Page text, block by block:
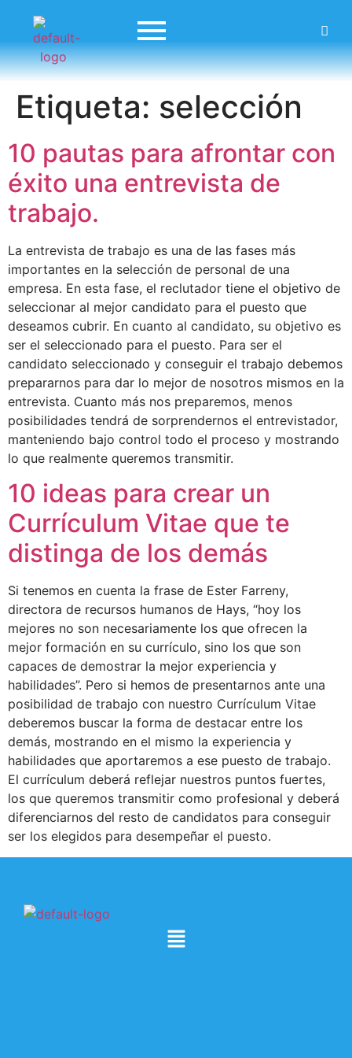
Etiqueta: selección
10 pautas para afrontar con
éxito una entrevista de
trabajo.
La entrevista de trabajo es una de las fases más
importantes en la selección de personal de una
empresa. En esta fase, el reclutador tiene el objetivo de
seleccionar al mejor candidato para el puesto que
deseamos cubrir. En cuanto al candidato, su objetivo es
ser el seleccionado para el puesto. Para ser el
candidato seleccionado y conseguir el trabajo debemos
prepararnos para dar lo mejor de nosotros mismos en la
entrevista. Cuanto más nos preparemos, menos
posibilidades tendrá de sorprendernos el entrevistador,
manteniendo bajo control todo el proceso y mostrando
lo que realmente queremos transmitir.
10 ideas para crear un
Currículum Vitae que te
distinga de los demás
Si tenemos en cuenta la frase de Ester Farreny,
directora de recursos humanos de Hays, “hoy los
mejores no son necesariamente los que ofrecen la
mejor formación en su currículo, sino los que son
capaces de demostrar la mejor experiencia y
habilidades”. Pero si hemos de presentarnos ante una
posibilidad de trabajo con nuestro Currículum Vitae
deberemos buscar la forma de destacar entre los
demás, mostrando en el mismo la experiencia y
habilidades que aportaremos a ese puesto de trabajo.
El currículum deberá reflejar nuestros puntos fuertes,
los que queremos transmitir como profesional y deberá
diferenciarnos del resto de candidatos para conseguir
ser los elegidos para desempeñar el puesto.